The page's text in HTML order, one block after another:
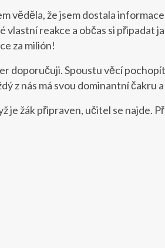
věděla, že jsem dostala
vlastní reakce a občas si připadat
za milión!
doporučuji. Spoustu věcí
z nás má svou dominantní čakru
je žák připraven, učitel se najde.